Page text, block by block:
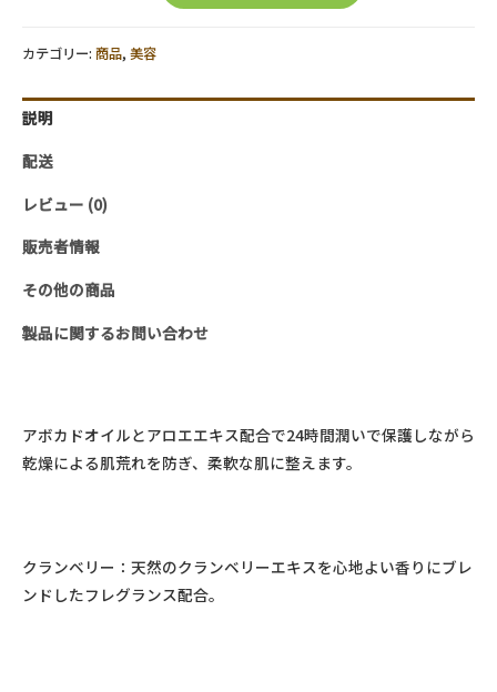
ジ
ー
ス
ハ
ド
＆
デ
ィ
ョ
ン
カテゴリー: 商品, 美容
説明
配送
レビュー (0)
販売者情報
その他の商品
製品に関するお問い合わせ
アボカドオイルとアロエエキス配合で24時間潤いで保護しながら
乾燥による肌荒れを防ぎ、柔軟な肌に整えます。
クランベリー：天然のクランベリーエキスを心地よい香りにブレ
ンドしたフレグランス配合。